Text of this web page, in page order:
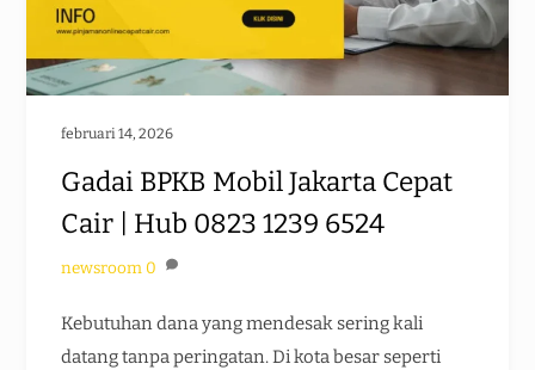
februari 14, 2026
Gadai BPKB Mobil Jakarta Cepat
Cair | Hub 0823 1239 6524
newsroom 0
Kebutuhan dana yang mendesak sering kali
datang tanpa peringatan. Di kota besar seperti